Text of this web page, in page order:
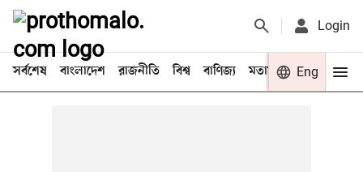
Login
সর্বশেষ বাংলাদেশ রাজনীতি বিশ্ব বাণিজ্য মতামত খেলা
Eng